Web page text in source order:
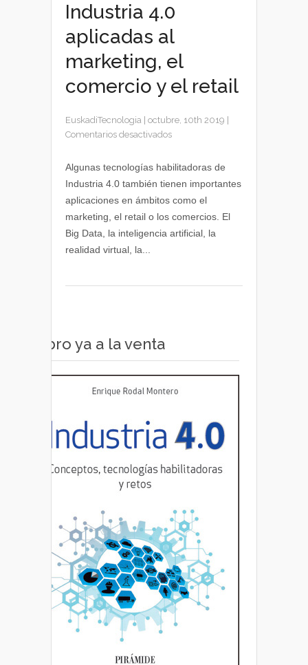
Industria 4.0
aplicadas al
marketing, el
comercio y el retail
EuskadiTecnologia octubre, 10th 2019
Comentarios desactivadosen
de
aplicadas
al
marketing,
Algunas tecnologías habilitadoras de
Industria 4.0 también tienen importantes
aplicaciones en ámbitos como el
marketing, el retail o los comercios. El
Big Data, la inteligencia artificial, la
realidad virtual, la...
Libro ya a la venta